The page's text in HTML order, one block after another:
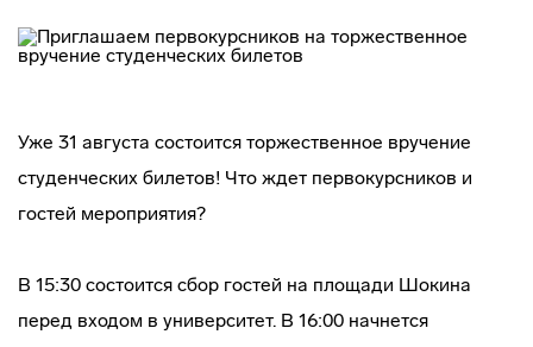
Уже 31 августа состоится торжественное вручение
студенческих билетов! Что ждет первокурсников и
гостей мероприятия?
В 15:30 состоится сбор гостей на площади Шокина
перед входом в университет. В 16:00 начнется